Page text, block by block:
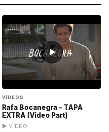
▶
VÍDEOS
Rafa Bocanegra - TAPA
EXTRA (Video Part)
▶ VÍDEO